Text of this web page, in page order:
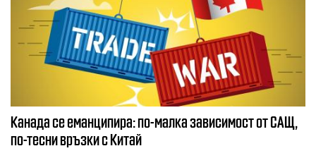
Канада се еманципира: по-малка зависимост от САЩ,
по-тесни връзки с Китай